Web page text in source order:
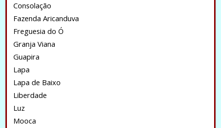
Consolação
Fazenda Aricanduva
Freguesia do Ó
Granja Viana
Guapira
Lapa
Lapa de Baixo
Liberdade
Luz
Mooca